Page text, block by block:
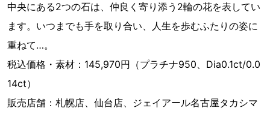
中央にある2つの石は、仲良く寄り添う2輪の花を表してい
ます。いつまでも手を取り合い、人生を歩むふたりの姿に
重ねて…。
税込価格・素材：145,970円（プラチナ950、Dia0.1ct/0.0
14‬ct）
販売店舗：札幌店、仙台店、ジェイアール名古屋タカシマ